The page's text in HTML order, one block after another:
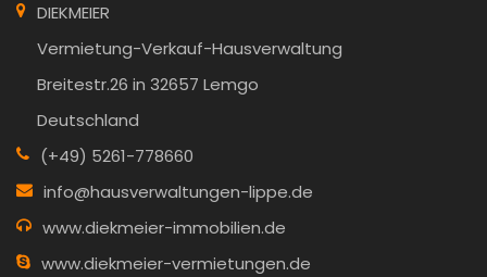
DIEKMEIER
Vermietung-Verkauf-Hausverwaltung
Breitestr.26 in 32657 Lemgo
Deutschland
(+49) 5261-778660
info@hausverwaltungen-lippe.de
www.diekmeier-immobilien.de
www.diekmeier-vermietungen.de